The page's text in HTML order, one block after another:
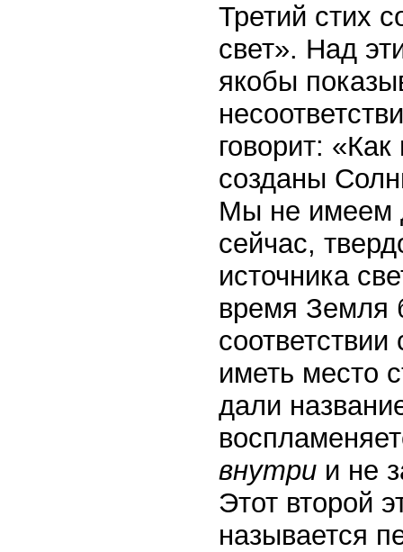
Третий стих
свет». Над
якобы
говорит:
созданы
Мы не имеем
сейчас,
источника
время Земля
иметь место
дали
внутри и не
Этот второй
называется